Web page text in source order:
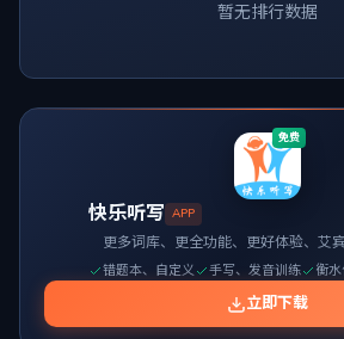
暂无排行数据
免费
快乐听写 APP
更多词库、更全功能、更好体验、艾
错题本、自定义 手写、发音训练 衡
立即下载